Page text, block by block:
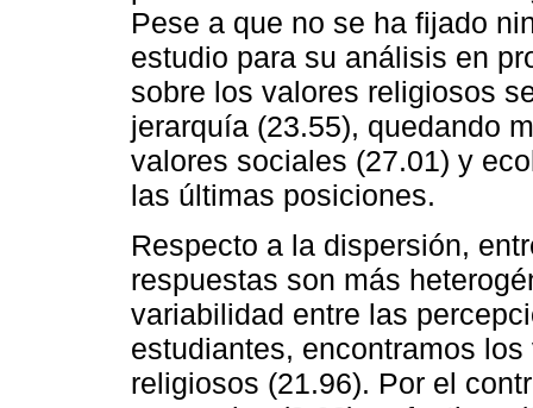
Pese a que no se ha fijado
estudio para su análisis en
sobre los valores religiosos
jerarquía (23.55), quedando
valores sociales (27.01) y
las últimas posiciones.
Respecto a la dispersión,
respuestas son más
variabilidad entre las
estudiantes, encontramos
religiosos (21.96). Por el